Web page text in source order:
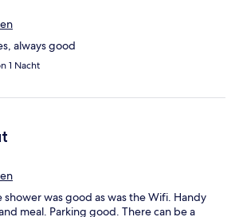
always good
1 Nacht
shower was good as was the Wifi. Handy
meal. Parking good. There can be a